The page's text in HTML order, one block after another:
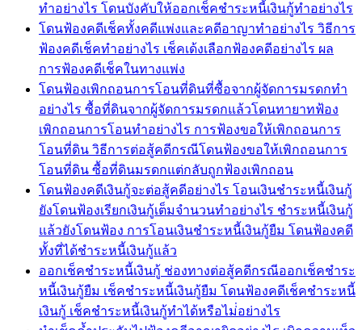
ทำอย่างไร โดนบังคับให้ออกเช็คชำระหนี้เงินกู้ทำอย่างไร
โดนฟ้องคดีเช็คทั้งคดีแพ่งและคดีอาญาทำอย่างไร วิธีการ
ฟ้องคดีเช็คทำอย่างไร เช็คเด้งเลือกฟ้องคดีอย่างไร ผล
การฟ้องคดีเช็คในทางแพ่ง
โดนฟ้องเพิกถอนการโอนที่ดินที่ซื้อจากผู้จัดการมรดกทำ
อย่างไร ซื้อที่ดินจากผู้จัดการมรดกแล้วโดนทายาทฟ้อง
เพิกถอนการโอนทำอย่างไร การฟ้องขอให้เพิกถอนการ
โอนที่ดิน วิธีการต่อสู้คดีกรณีโดนฟ้องขอให้เพิกถอนการ
โอนที่ดิน ซื้อที่ดินมรดกแต่กลับถูกฟ้องเพิกถอน
โดนฟ้องคดีเงินกู้จะต่อสู้คดีอย่างไร โอนเงินชำระหนี้เงินกู้
ยังโดนฟ้องเรียกเงินกู้เต็มจำนวนทำอย่างไร ชำระหนี้เงินกู้
แล้วยังโดนฟ้อง การโอนเงินชำระหนี้เงินกู้ยืม โดนฟ้องคดี
ทั้งที่ได้ชำระหนี้เงินกู้แล้ว
ออกเช็คชำระหนี้เงินกู้ ช่องทางต่อสู้คดีกรณีออกเช็คชำระ
หนี้เงินกู้ยืม เช็คชำระหนี้เงินกู้ยืม โดนฟ้องคดีเช็คชำระหนี้
เงินกู้ เช็คชำระหนี้เงินกู้ทำได้หรือไม่่อย่างไร